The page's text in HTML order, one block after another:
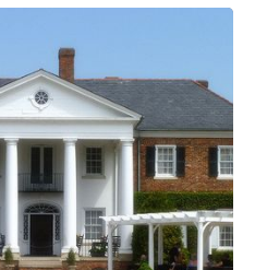
Fort Sumer National